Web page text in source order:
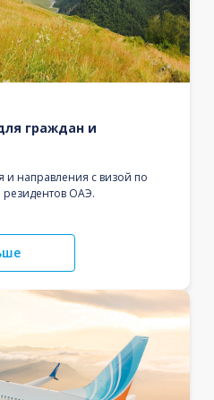
граждан и
и направления с визой по
ОАЭ.